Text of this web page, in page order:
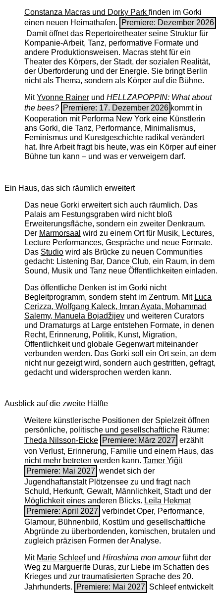
Constanza Macras und Dorky Park finden im Gorki
einen neuen Heimathafen.
Premiere: Dezember 2026
Damit öffnet das Repertoiretheater seine Struktur für
Kompanie-Arbeit, Tanz, performative Formate und
andere Produktionsweisen. Macras steht für ein
Theater des Körpers, der Stadt, der sozialen Realität,
der Überforderung und der Energie. Sie bringt Berlin
nicht als Thema, sondern als Körper auf die Bühne.
MitYvonne Rainerund HELLZAPOPPIN: What about
the bees? Premiere: 17. Dezember 2026 kommt in
Kooperation mit Performa New York eine Künstlerin
ans Gorki, die Tanz, Performance, Minimalismus,
Feminismus und Kunstgeschichte radikal verändert
hat. Ihre Arbeit fragt bis heute, was ein Körper auf einer
Bühne tun kann – und was er verweigern darf.
Ein Haus, das sich räumlich erweitert
Das neue Gorki erweitert sich auch räumlich. Das
Palais am Festungsgraben wird nicht bloß
Erweiterungsfläche, sondern ein zweiter Denkraum.
Der Marmorsaal wird zu einem Ort für Musik, Lectures,
Lecture Performances, Gespräche und neue Formate.
Das Studiowird als Brücke zu neuen Communities
gedacht: Listening Bar, Dance Club, ein Raum, in dem
Sound, Musik und Tanz neue Öffentlichkeiten einladen.
Das öffentliche Denken ist im Gorki nicht
Begleitprogramm, sondern steht im Zentrum. Mit Luca
Cerizza, Wolfgang Kaleck, Imran Ayata, Mohammad
Salemy, Manuela Bojadžijevund weiteren Curators
und Dramaturgs at Large entstehen Formate, in denen
Recht, Erinnerung, Politik, Kunst, Migration,
Öffentlichkeit und globale Gegenwart miteinander
verbunden werden. Das Gorki soll ein Ort sein, an dem
nicht nur gezeigt wird, sondern auch gestritten, gefragt,
gedacht und widersprochen werden kann.
Ausblick auf die zweite Hälfte
Weitere künstlerische Positionen der Spielzeit öffnen
persönliche, politische und gesellschaftliche Räume:
Theda Nilsson-Eicke Premiere: März 2027 erzählt
von Verlust, Erinnerung, Familie und einem Haus, das
nicht mehr betreten werden kann. Tamer Yiğit
Premiere: Mai 2027 wendet sich der
Jugendhaftanstalt Plötzensee zu und fragt nach
Schuld, Herkunft, Gewalt, Männlichkeit, Stadt und der
Möglichkeit eines anderen Blicks. Leila Hekmat
Premiere: April 2027 verbindet Oper, Performance,
Glamour, Bühnenbild, Kostüm und gesellschaftliche
Abgründe zu überbordenden, komischen, brutalen und
zugleich präzisen Formen der Analyse.
Mit Marie Schleefund Hiroshima mon amourführt der
Weg zu Marguerite Duras, zur Liebe im Schatten des
Krieges und zur traumatisierten Sprache des 20.
Jahrhunderts.
Premiere: Mai 2027 Schleef entwickelt